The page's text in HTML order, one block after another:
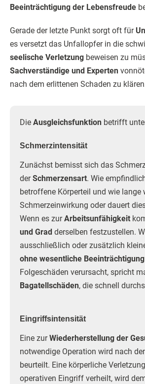
Beeinträchtigung der Lebensfreude
Gerade der letzte Punkt sorgt oft für
es versetzt das Unfallopfer in die
seelische Verletzung beweisen zu
Sachverständige und Experten
nach dem erlittenen Schaden zu
Die Ausgleichsfunktion betrifft
Schmerzintensität
Zunächst bemisst sich das
derSchmerzensart. Wie
betroffene Körperteil und wie lange
Schmerzeinwirkung oder dauert
Wenn es zurArbeitsunfähigkeit
und Grad derselben festzustellen.
ausschließlich oder zusätzlich
ohne wesentliche Beeinträchtigung
Folgeschäden verursacht, spricht
Bagatellschäden, die schnell
Eingriffsintensität
Eine zurWiederherstellung der
notwendige Operation wird nach
beurteilt. Eine körperliche
operativen Eingriff verheilt, wird